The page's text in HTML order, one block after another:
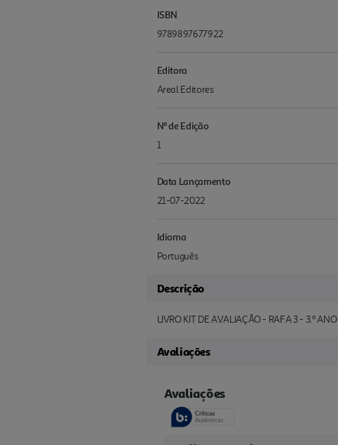
ISBN
9789897677922
Editora
Areal Editores
Nº de Edição
1
Data Lançamento
21-07-2022
Idioma
Português
Descrição
LIVRO KIT DE AVALIAÇÃO - RAFA 3 - 3.º ANO
Avaliações